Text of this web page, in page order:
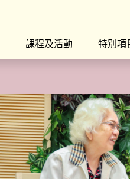
課程及活動 特別項